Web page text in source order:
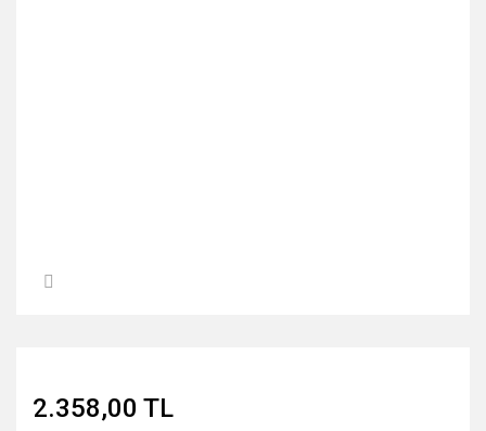
2.358,00 TL